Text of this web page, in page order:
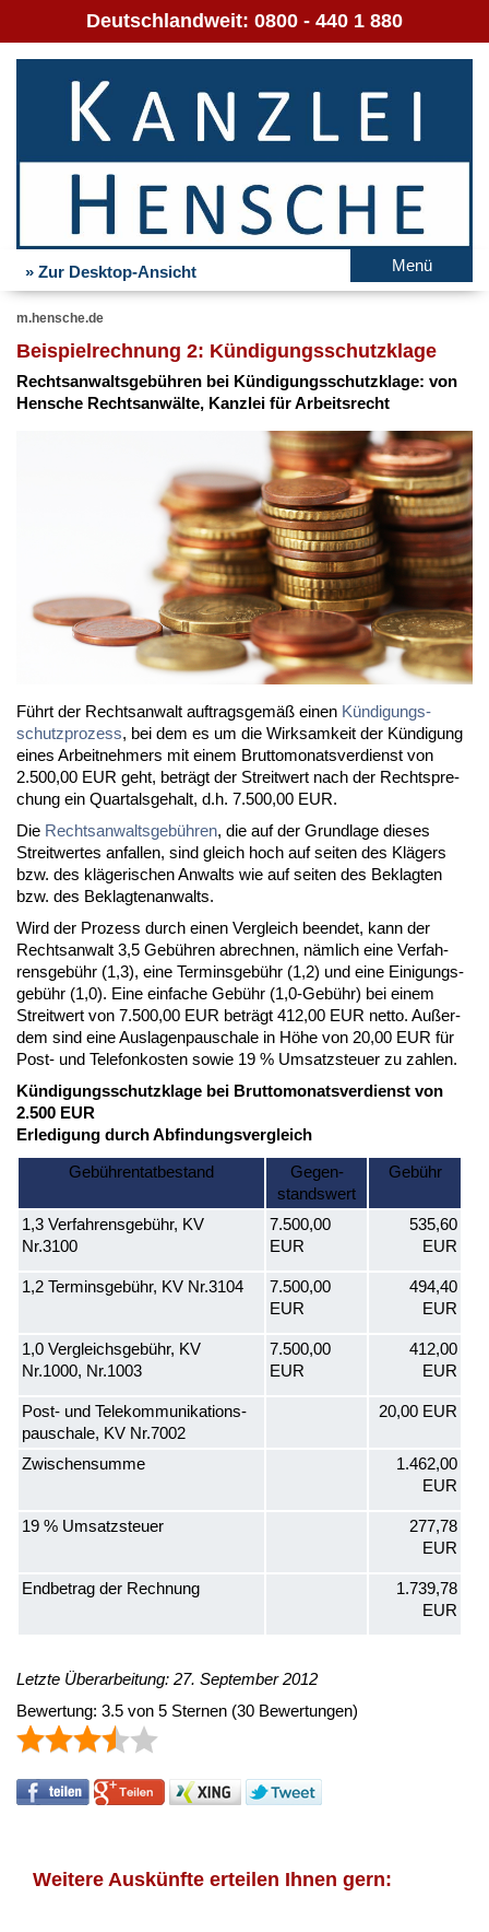
Deutschlandweit: 0800 - 440 1 880
» Zur Desktop-Ansicht Menü
m.hensche.de
Bei­spiel­rech­nung 2: Kün­di­gungs­schutz­kla­ge
Rechts­an­walts­ge­büh­ren bei Kün­di­gungs­schutz­kla­ge: von
Hen­sche Rechts­an­wäl­te, Kanz­lei für Ar­beits­recht
Führt der Rechts­an­walt auf­trags­ge­mäß ei­nen Kün­di­gungs­
schutz­pro­zess, bei dem es um die Wirk­sam­keit der Kün­di­gung
ei­nes Ar­beit­neh­mers mit ei­nem Brut­to­mo­nats­ver­dienst von
2.500,00 EUR geht, be­trägt der Streit­wert nach der Recht­spre­
chung ein Quar­tals­ge­halt, d.h. 7.500,00 EUR.
Die Rechts­an­walts­ge­büh­ren, die auf der Grund­la­ge die­ses
Streit­wer­tes an­fal­len, sind gleich hoch auf sei­ten des Klä­gers
bzw. des klä­ge­ri­schen An­walts wie auf sei­ten des Be­klag­ten
bzw. des Be­klag­ten­an­walts.
Wird der Pro­zess durch ei­nen Ver­gleich be­en­det, kann der
Rechts­an­walt 3,5 Ge­büh­ren ab­rech­nen, näm­lich ei­ne Ver­fah­
rens­ge­bühr (1,3), ei­ne Ter­mins­ge­bühr (1,2) und ei­ne Ei­ni­gungs­
ge­bühr (1,0). Ei­ne ein­fa­che Ge­bühr (1,0-Ge­bühr) bei ei­nem
Streit­wert von 7.500,00 EUR be­trägt 412,00 EUR net­to. Au­ßer­
dem sind ei­ne Aus­la­gen­pau­scha­le in Hö­he von 20,00 EUR für
Post- und Te­le­fon­kos­ten so­wie 19 % Um­satz­steu­er zu zah­len.
Kündi­gungs­schutz­kla­ge bei Brut­to­mo­nats­ver­dienst von
2.500 EUR
Er­le­di­gung durch Ab­fin­dungs­ver­gleich
Gebühren­tat­be­stand
Ge­gen­
stands­wert
Gebühr
1,3 Ver­fah­rens­gebühr, KV
Nr.3100
7.500,00
EUR
535,60
EUR
1,2 Ter­mins­gebühr, KV Nr.3104
7.500,00
EUR
494,40
EUR
1,0 Ver­gleichs­gebühr, KV
Nr.1000, Nr.1003
7.500,00
EUR
412,00
EUR
Post- und Te­le­kom­mu­ni­ka­ti­ons­
pau­scha­le, KV Nr.7002
20,00 EUR
Zwi­schen­sum­me
1.462,00
EUR
19 % Um­satz­steu­er
277,78
EUR
End­be­trag der Rech­nung
1.739,78
EUR
Letzte Überarbeitung: 27. September 2012
Bewertung: 3.5 von 5 Sternen (30 Bewertungen)
Weitere Auskünfte erteilen Ihnen gern: